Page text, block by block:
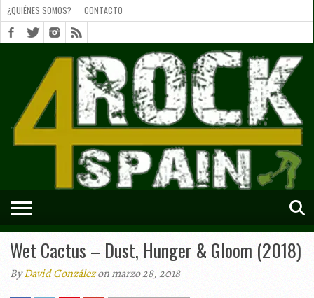
SOMOS?
CONTACTO
SHORTS
¿QUIÉNES SOMOS? CONTACTO
Wet Cactus – Dust, Hunger & Gloom (2018)
ByDavid Gonzálezon marzo 28, 2018